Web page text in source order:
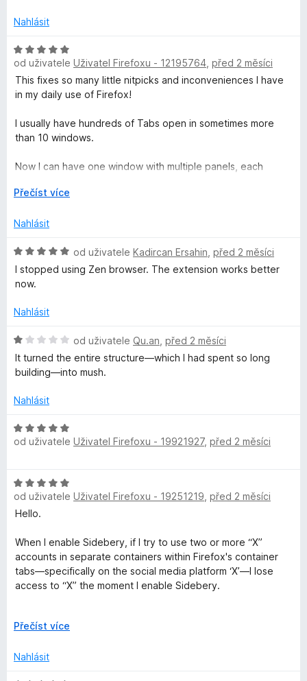
z
í
5
z
5
Nahlásit
H
o
d
n
c
e
5
5
od uživatele Uživatel Firefoxu - 12195764 před 2 měsíci
This fixes so many little nitpicks and inconveniences I have
in my daily use of Firefox!
I usually have hundreds of Tabs open in sometimes more
than 10 windows.
Now I can have one window with multiple panels, each
between them.
I love the vertical tabs that Firefox added natively, but they
newest one appear on top.
Now I can!
I hope it keeps on going for a very long time <3
R
z
a
l
d
Přečíst více
Nahlásit
H
o
d
o
e
n
5
5
od uživatele Kadircan Ersahin před 2 měsíci
I stopped using Zen browser. The extension works better
now.
Nahlásit
H
o
d
o
e
n
1
z
5
od uživatele Qu.an před 2 měsíci
It turned the entire structure—which I had spent so long
building—into mush.
Nahlásit
H
o
o
c
e
:
5
z
od uživatele Uživatel Firefoxu - 19921927, před 2 měsíci
H
o
d
o
c
e
n
5
5
od uživatele Uživatel Firefoxu - 19251219 před 2 měsíci
Hello.
When I enable Sidebery, if I try to use two or more “X”
accounts in separate containers within Firefox's container
tabs—specifically on the social media platform ‘X’—I lose
access to “X” the moment I enable Sidebery.
platform “X” or if it happens whenever you try to use two
least with “X,” attempting to open it in a specified container
R
z
Přečíst více
Nahlásit